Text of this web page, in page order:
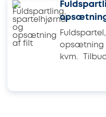
opsætning
kvm.